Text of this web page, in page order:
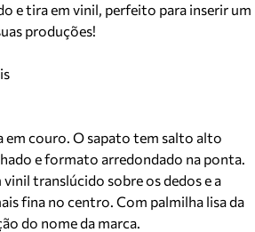
e tira em vinil, perfeito para inserir um
produções!
em couro. O sapato tem salto alto
e formato arredondado na ponta.
translúcido sobre os dedos e a
fina no centro. Com palmilha lisa da
do nome da marca.